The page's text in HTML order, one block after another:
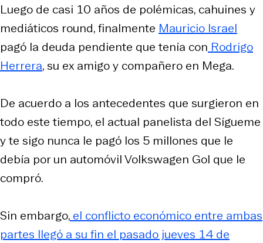
Luego de casi 10 años de polémicas, cahuines y
mediáticos round, finalmente Mauricio Israel
pagó la deuda pendiente que tenía con Rodrigo
Herrera, su ex amigo y compañero en Mega.
De acuerdo a los antecedentes que surgieron en
todo este tiempo, el actual panelista del Sígueme
y te sigo nunca le pagó los 5 millones que le
debía por un automóvil Volkswagen Gol que le
compró.
Sin embargo, el conflicto económico entre ambas
partes llegó a su fin el pasado jueves 14 de